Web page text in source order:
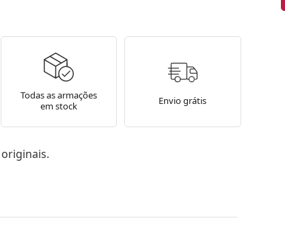
Todas as armações
em stock
Envio grátis